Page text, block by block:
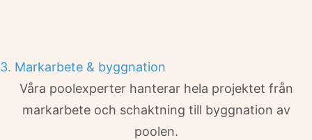
3. Markarbete & byggnation
Våra poolexperter hanterar hela projektet från
markarbete och schaktning till byggnation av
poolen.